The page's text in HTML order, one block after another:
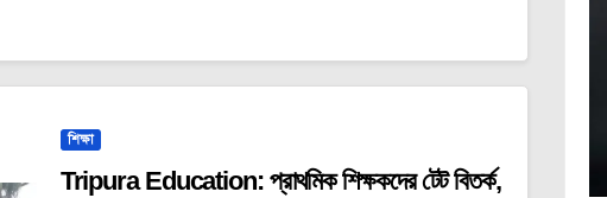
শিক্ষা
Tripura Education: প্রাথমিক শিক্ষকদের টেট বিতর্ক,